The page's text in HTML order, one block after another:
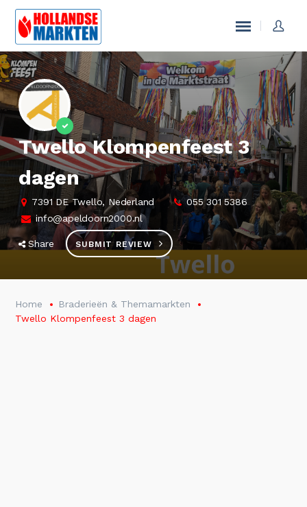
Twello Klompenfeest 3
dagen
7391 DE Twello, Nederland
055 301 5386
info@apeldoorn2000.nl
Share SUBMIT REVIEW
Home
Braderieën & Themamarkten
Twello Klompenfeest 3 dagen